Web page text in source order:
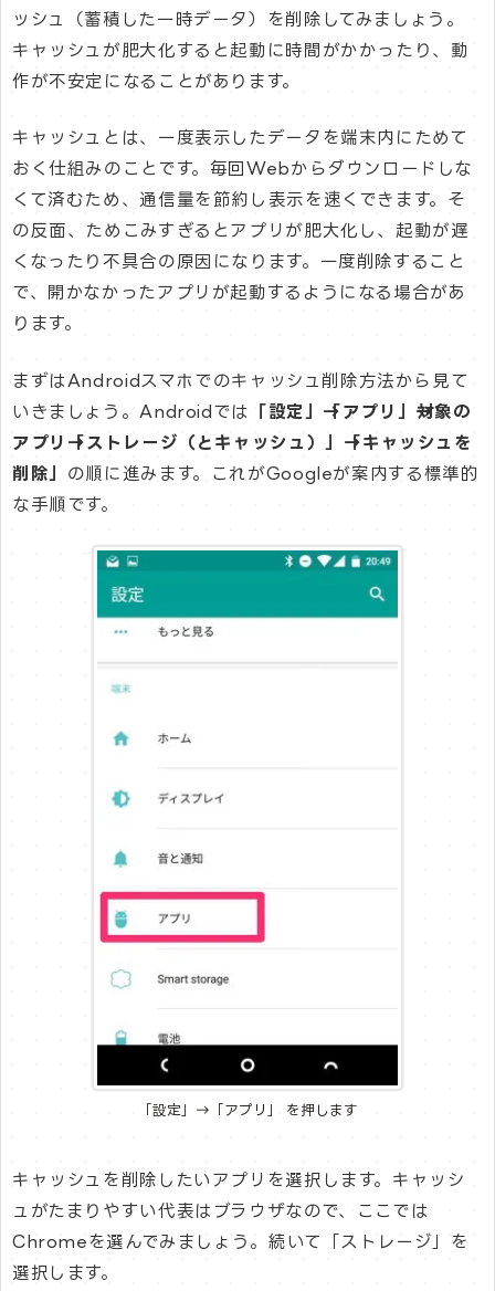
ッシュ（蓄積した一時データ）を削除してみましょう。
キャッシュが肥大化すると起動に時間がかかったり、動
作が不安定になることがあります。
キャッシュとは、一度表示したデータを端末内にためて
おく仕組みのことです。毎回Webからダウンロードしな
くて済むため、通信量を節約し表示を速くできます。そ
の反面、ためこみすぎるとアプリが肥大化し、起動が遅
くなったり不具合の原因になります。一度削除すること
で、開かなかったアプリが起動するようになる場合があ
ります。
まずはAndroidスマホでのキャッシュ削除方法から見て
いきましょう。Androidでは
「設定」→「アプリ」→対象の
アプリ→「ストレージ（とキャッシュ）」→「キャッシュを
削除」 の順に進みます。これがGoogleが案内する標準的
な手順です。
「設定」→「アプリ」 を押します
キャッシュを削除したいアプリを選択します。キャッシ
ュがたまりやすい代表はブラウザなので、ここでは
Chromeを選んでみましょう。続いて「ストレージ」を
選択します。